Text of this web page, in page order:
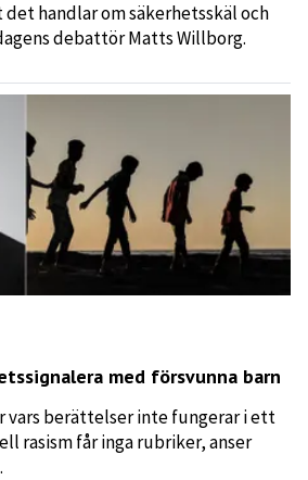
handlar om säkerhetsskäl och
debattör Matts Willborg.
med försvunna barn
vars berättelser inte fungerar i ett
rasism får inga rubriker, anser